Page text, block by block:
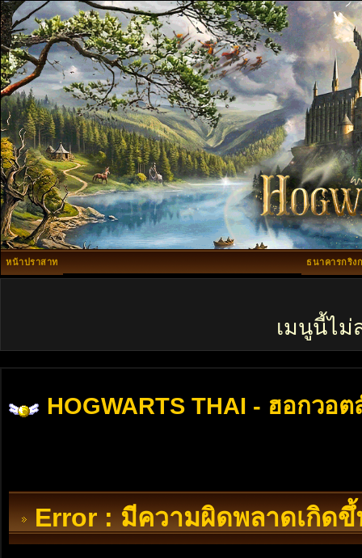
หน้าปราสาท ธนาคารกริง
เมนูนี้ไม่
HOGWARTS THAI - ฮอกวอต
Error : มีความผิดพลาดเกิดขึ้